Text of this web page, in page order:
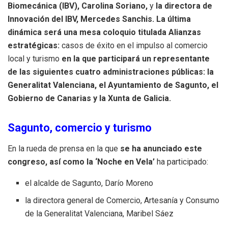
Biomecánica (IBV), Carolina Soriano, y la directora de
Innovación del IBV, Mercedes Sanchis. La última
dinámica será una mesa coloquio titulada Alianzas
estratégicas: casos de éxito en el impulso al comercio
local y turismo en la que participará un representante
de las siguientes cuatro administraciones públicas: la
Generalitat Valenciana, el Ayuntamiento de Sagunto, el
Gobierno de Canarias y la Xunta de Galicia.
Sagunto, comercio y turismo
En la rueda de prensa en la que se ha anunciado este
congreso, así como la ‘Noche en Vela’ ha participado:
el alcalde de Sagunto, Darío Moreno
la directora general de Comercio, Artesanía y Consumo
de la Generalitat Valenciana, Maribel Sáez